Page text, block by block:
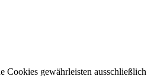
Cookies gewährleisten ausschließlich